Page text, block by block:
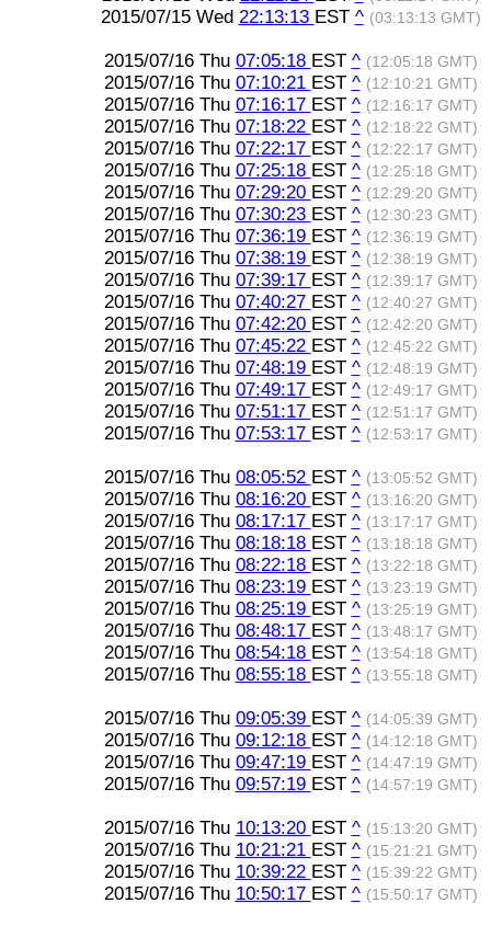
2015/07/15 Wed 22:13:13 EST ^ (03:13:13 GMT)
2015/07/16 Thu 07:05:18 EST ^ (12:05:18 GMT)
2015/07/16 Thu 07:10:21 EST ^ (12:10:21 GMT)
2015/07/16 Thu 07:16:17 EST ^ (12:16:17 GMT)
2015/07/16 Thu 07:18:22 EST ^ (12:18:22 GMT)
2015/07/16 Thu 07:22:17 EST ^ (12:22:17 GMT)
2015/07/16 Thu 07:25:18 EST ^ (12:25:18 GMT)
2015/07/16 Thu 07:29:20 EST ^ (12:29:20 GMT)
2015/07/16 Thu 07:30:23 EST ^ (12:30:23 GMT)
2015/07/16 Thu 07:36:19 EST ^ (12:36:19 GMT)
2015/07/16 Thu 07:38:19 EST ^ (12:38:19 GMT)
2015/07/16 Thu 07:39:17 EST ^ (12:39:17 GMT)
2015/07/16 Thu 07:40:27 EST ^ (12:40:27 GMT)
2015/07/16 Thu 07:42:20 EST ^ (12:42:20 GMT)
2015/07/16 Thu 07:45:22 EST ^ (12:45:22 GMT)
2015/07/16 Thu 07:48:19 EST ^ (12:48:19 GMT)
2015/07/16 Thu 07:49:17 EST ^ (12:49:17 GMT)
2015/07/16 Thu 07:51:17 EST ^ (12:51:17 GMT)
2015/07/16 Thu 07:53:17 EST ^ (12:53:17 GMT)
2015/07/16 Thu 08:05:52 EST ^ (13:05:52 GMT)
2015/07/16 Thu 08:16:20 EST ^ (13:16:20 GMT)
2015/07/16 Thu 08:17:17 EST ^ (13:17:17 GMT)
2015/07/16 Thu 08:18:18 EST ^ (13:18:18 GMT)
2015/07/16 Thu 08:22:18 EST ^ (13:22:18 GMT)
2015/07/16 Thu 08:23:19 EST ^ (13:23:19 GMT)
2015/07/16 Thu 08:25:19 EST ^ (13:25:19 GMT)
2015/07/16 Thu 08:48:17 EST ^ (13:48:17 GMT)
2015/07/16 Thu 08:54:18 EST ^ (13:54:18 GMT)
2015/07/16 Thu 08:55:18 EST ^ (13:55:18 GMT)
2015/07/16 Thu 09:05:39 EST ^ (14:05:39 GMT)
2015/07/16 Thu 09:12:18 EST ^ (14:12:18 GMT)
2015/07/16 Thu 09:47:19 EST ^ (14:47:19 GMT)
2015/07/16 Thu 09:57:19 EST ^ (14:57:19 GMT)
2015/07/16 Thu 10:13:20 EST ^ (15:13:20 GMT)
2015/07/16 Thu 10:21:21 EST ^ (15:21:21 GMT)
2015/07/16 Thu 10:39:22 EST ^ (15:39:22 GMT)
2015/07/16 Thu 10:50:17 EST ^ (15:50:17 GMT)